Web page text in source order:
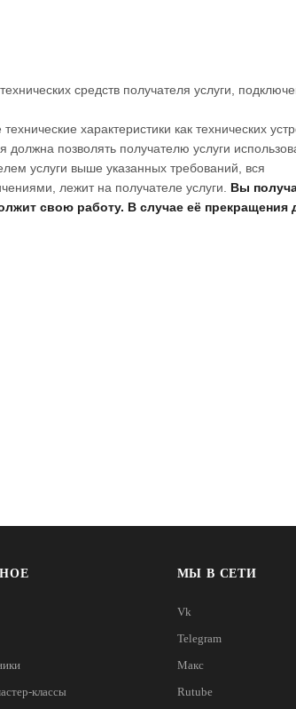
средств получателя услуги,
характеристики как технических
позволять получателю услуги
услуги выше указанных требований, вся
лежит на получателе услуги. Вы
свою работу. В случае её прекращения
классы
МЫ В СЕТИ
Vk
Telegram
Макс
Rutube